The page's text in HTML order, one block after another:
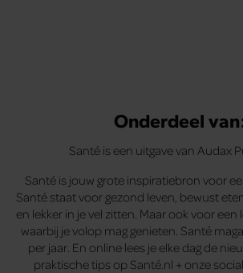
Onderdeel
Santé is een uitgave van Audax
Santé is jouw grote inspiratiebron voor
Santé staat voor gezond leven, bewust
en lekker in je vel zitten. Maar ook voor een
waarbij je volop mag genieten. Santé
per jaar. En online lees je elke dag de
praktische tips op Santé.nl + onze